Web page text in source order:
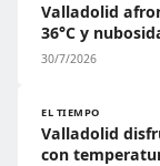
Valladolid
36°C y
30/7/2026
EL TIEMPO
Valladolid
con